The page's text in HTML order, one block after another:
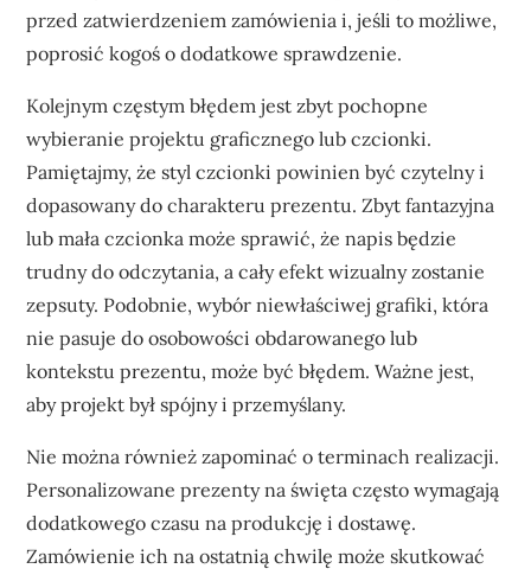
przed zatwierdzeniem zamówienia i, jeśli to możliwe,
poprosić kogoś o dodatkowe sprawdzenie.
Kolejnym częstym błędem jest zbyt pochopne
wybieranie projektu graficznego lub czcionki.
Pamiętajmy, że styl czcionki powinien być czytelny i
dopasowany do charakteru prezentu. Zbyt fantazyjna
lub mała czcionka może sprawić, że napis będzie
trudny do odczytania, a cały efekt wizualny zostanie
zepsuty. Podobnie, wybór niewłaściwej grafiki, która
nie pasuje do osobowości obdarowanego lub
kontekstu prezentu, może być błędem. Ważne jest,
aby projekt był spójny i przemyślany.
Nie można również zapominać o terminach realizacji.
Personalizowane prezenty na święta często wymagają
dodatkowego czasu na produkcję i dostawę.
Zamówienie ich na ostatnią chwilę może skutkować